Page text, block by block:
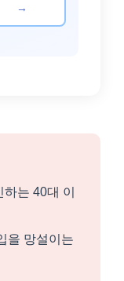
→
는 40대 이
을 망설이는